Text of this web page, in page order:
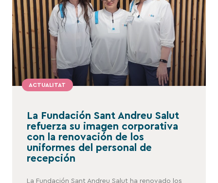
ACTUALITAT
La Fundación Sant Andreu Salut
refuerza su imagen corporativa
con la renovación de los
uniformes del personal de
recepción
La Fundación Sant Andreu Salut ha renovado los